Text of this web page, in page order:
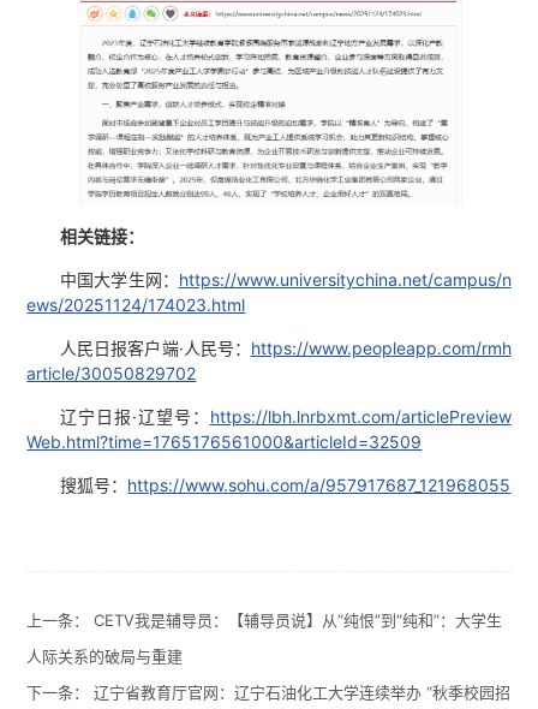
相关链接：
中国大学生网： https://www.universitychina.net/campus/n
ews/20251124/174023.html
人民日报客户端·人民号： https://www.peopleapp.com/rmh
article/30050829702
辽宁日报·辽望号： https://lbh.lnrbxmt.com/articlePreview
Web.html?time=1765176561000&articleId=32509
搜狐号： https://www.sohu.com/a/957917687_121968055
上一条：CETV我是辅导员：【辅导员说】从“纯恨”到“纯和”：大学生
人际关系的破局与重建
下一条：辽宁省教育厅官网：辽宁石油化工大学连续举办 “秋季校园招